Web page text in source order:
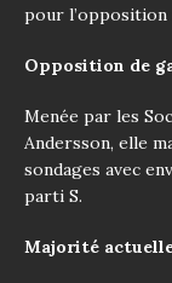
pour l’opposition
Opposition de
Menée par les
Andersson, elle
sondages avec
parti S.
Majorité